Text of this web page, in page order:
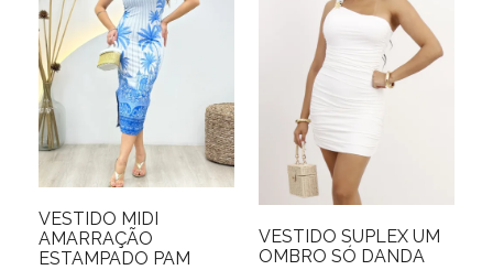
VESTIDO MIDI
AMARRAÇÃO
ESTAMPADO PAM
VESTIDO SUPLEX UM
OMBRO SÓ DANDA